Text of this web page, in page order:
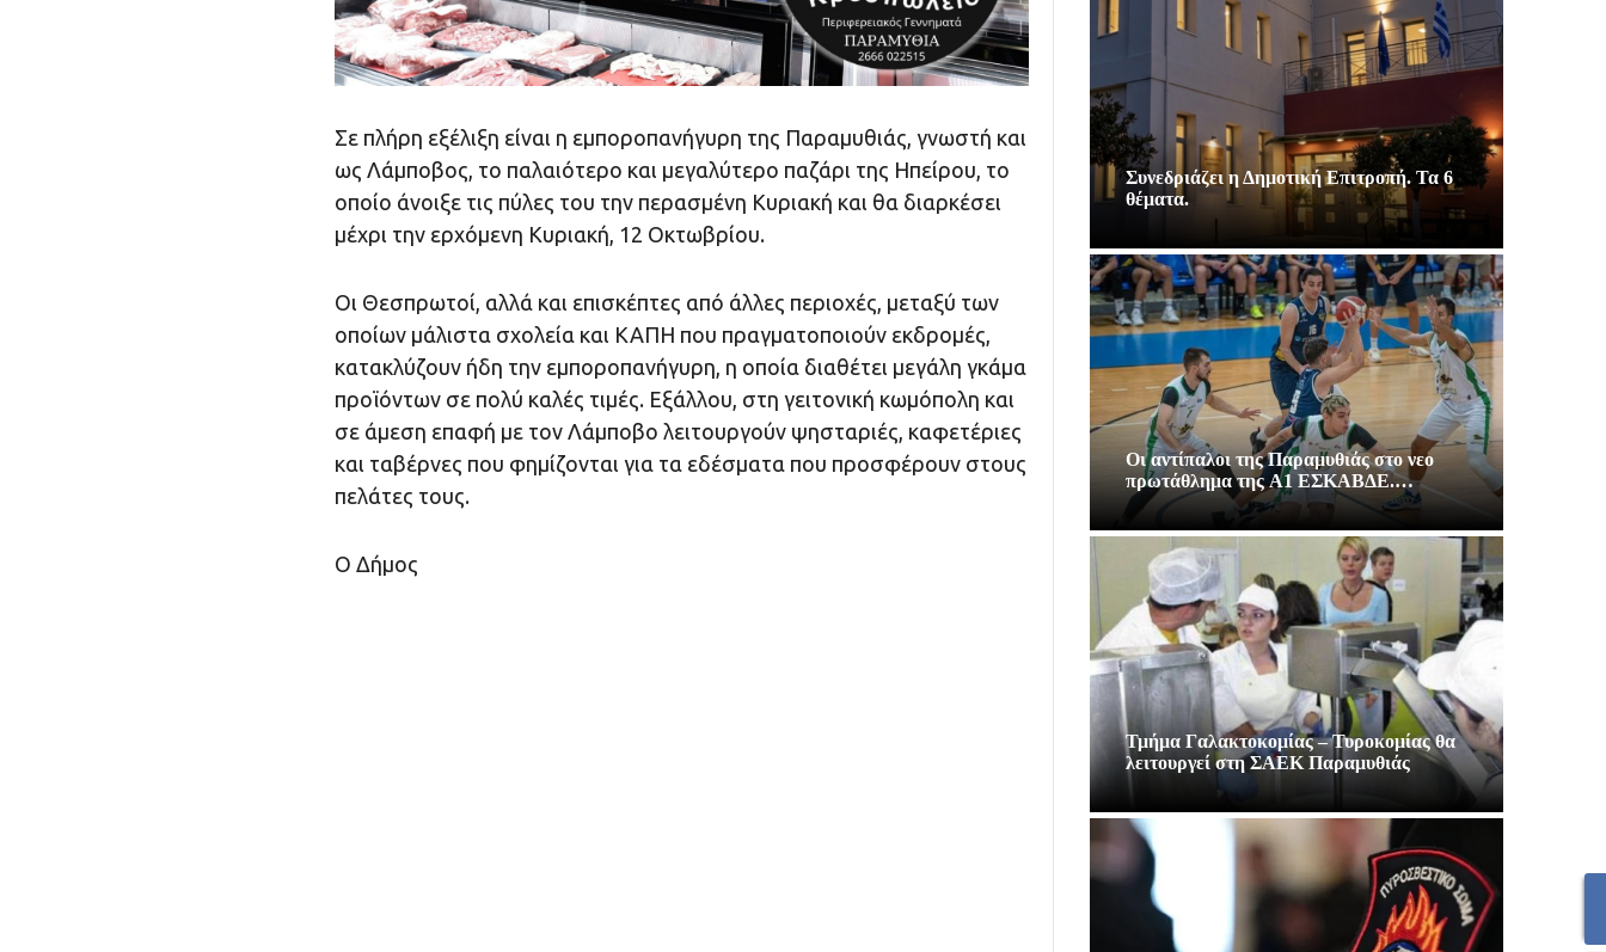
Σε πλήρη εξέλιξη είναι η εμποροπανήγυρη της Παραμυθιάς, γνωστή και
ως Λάμποβος, το παλαιότερο και μεγαλύτερο παζάρι της Ηπείρου, το
οποίο άνοιξε τις πύλες του την περασμένη Κυριακή και θα διαρκέσει
μέχρι την ερχόμενη Κυριακή, 12 Οκτωβρίου.
Οι Θεσπρωτοί, αλλά και επισκέπτες από άλλες περιοχές, μεταξύ των
οποίων μάλιστα σχολεία και ΚΑΠΗ που πραγματοποιούν εκδρομές,
κατακλύζουν ήδη την εμποροπανήγυρη, η οποία διαθέτει μεγάλη γκάμα
προϊόντων σε πολύ καλές τιμές. Εξάλλου, στη γειτονική κωμόπολη και
σε άμεση επαφή με τον Λάμποβο λειτουργούν ψησταριές, καφετέριες
και ταβέρνες που φημίζονται για τα εδέσματα που προσφέρουν στους
πελάτες τους.
Ο Δήμος
Συνεδριάζει η Δημοτική Επιτροπή. Τα 6
θέματα.
Οι αντίπαλοι της Παραμυθιάς στο νεο
πρωτάθλημα της A1 ΕΣΚΑΒΔΕ.…
Τμήμα Γαλακτοκομίας – Τυροκομίας θα
λειτουργεί στη ΣΑΕΚ Παραμυθιάς